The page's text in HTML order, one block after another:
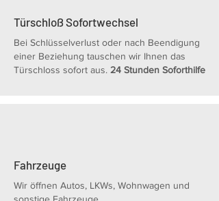
Türschloß Sofortwechsel
Bei Schlüsselverlust oder nach Beendigung
einer Beziehung tauschen wir Ihnen das
Türschloss sofort aus. 24 Stunden Soforthilfe
Fahrzeuge
Wir öffnen Autos, LKWs, Wohnwagen und